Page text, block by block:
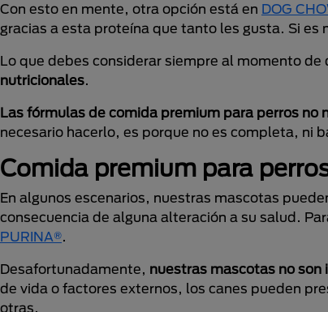
Con esto en mente, otra opción está en DOG
gracias a esta proteína que tanto les gusta. Si es
Lo que debes considerar siempre al momento
nutricionales.
Las fórmulas de comida premium para perros no
necesario hacerlo, es porque no es completa, ni
Comida premium para
En algunos escenarios, nuestras mascotas
consecuencia de alguna alteración a su salud.
PURINA®.
Desafortunadamente, nuestras mascotas no
de vida o factores externos, los canes pueden
otras.